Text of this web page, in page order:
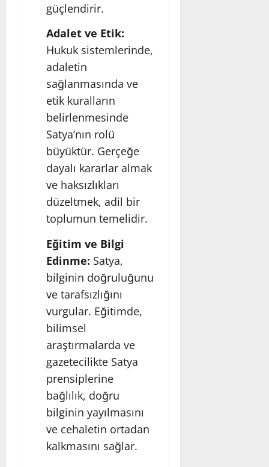
güçlendirir.
Adalet ve Etik:
Hukuk sistemlerinde,
adaletin
sağlanmasında ve
etik kuralların
belirlenmesinde
Satya’nın rolü
büyüktür. Gerçeğe
dayalı kararlar almak
ve haksızlıkları
düzeltmek, adil bir
toplumun temelidir.
Eğitim ve Bilgi
Edinme: Satya,
bilginin doğruluğunu
ve tarafsızlığını
vurgular. Eğitimde,
bilimsel
araştırmalarda ve
gazetecilikte Satya
prensiplerine
bağlılık, doğru
bilginin yayılmasını
ve cehaletin ortadan
kalkmasını sağlar.